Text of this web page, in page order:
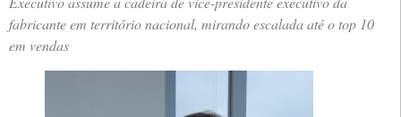
fabricante em território nacional, mirando escalada até o top 10
em vendas